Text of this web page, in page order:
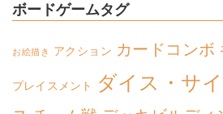
ボードゲームタグ
お絵描き アクション カードコンボ
プレイスメント ダイス・サ